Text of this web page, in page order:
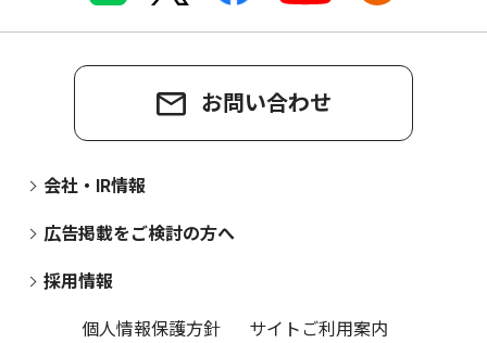
お問い合わせ
会社・IR情報
広告掲載をご検討の方へ
採用情報
個人情報保護方針
サイトご利用案内